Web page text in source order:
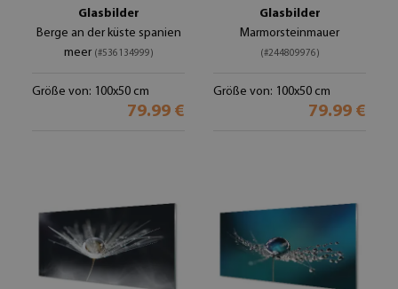
Glasbilder
Berge an der küste spanien
meer (#536134999)
Größe von: 100x50 cm
79.99 €
Glasbilder
Marmorsteinmauer
(#244809976)
Größe von: 100x50 cm
79.99 €